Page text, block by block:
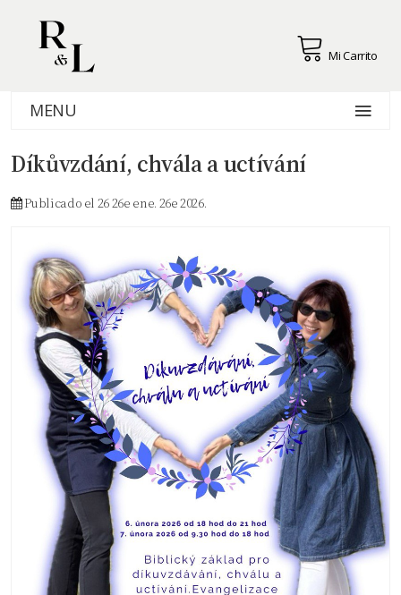
Mi Carrito
MENU
Díkůvzdání, chvála a uctívání
Publicado el 26 26e ene. 26e 2026.